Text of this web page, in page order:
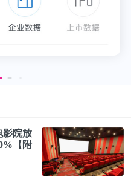
其原本的属性。“某种
。”小洋认为，积木熊
买来收集更多是因为喜
人的入圈，它似乎成为
影院放
【附